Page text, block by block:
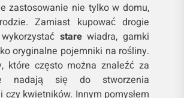
zastosowanie nie tylko w domu,
Zamiast kupować drogie
starewiadra, garnki
oryginalne pojemniki na rośliny.
które często można znaleźć za
nadają się do stworzenia
czy kwietników. Innym pomysłem